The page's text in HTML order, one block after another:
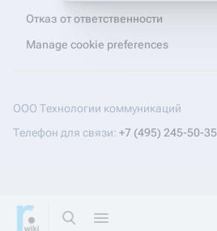
Открыть поиск
Открыть меню
Отказ от ответственности
Manage cookie preferences
ООО Технологии коммуникаций
Телефон для связи: +7 (495) 245-50-35